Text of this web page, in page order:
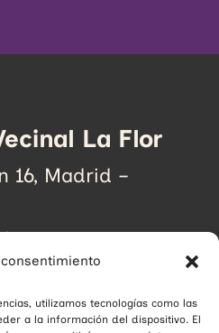
utilizamos tecnologías como las
a la información del dispositivo. El
La Flor
16, Madrid –